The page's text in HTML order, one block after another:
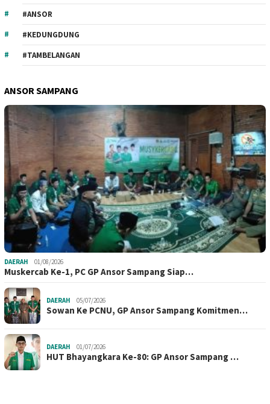
#ANSOR
#KEDUNGDUNG
#TAMBELANGAN
ANSOR SAMPANG
DAERAH 01/08/2026
Muskercab Ke-1, PC GP Ansor Sampang Siap…
DAERAH 05/07/2026
Sowan Ke PCNU, GP Ansor Sampang Komitmen…
DAERAH 01/07/2026
HUT Bhayangkara Ke-80: GP Ansor Sampang …